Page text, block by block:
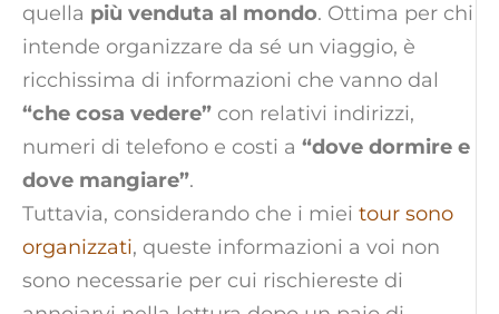
quella più venduta al mondo. Ottima per chi
intende organizzare da sé un viaggio, è
ricchissima di informazioni che vanno dal
“che cosa vedere” con relativi indirizzi,
numeri di telefono e costi a “dove dormire e
dove mangiare”.
Tuttavia, considerando che i miei tour sono
organizzati, queste informazioni a voi non
sono necessarie per cui rischiereste di